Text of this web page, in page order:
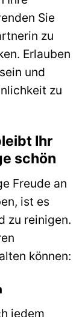
Sie
zu
Erlauben
und
zu
Ihr
schön
Freude an
ist es
zu reinigen.
können:
jedem